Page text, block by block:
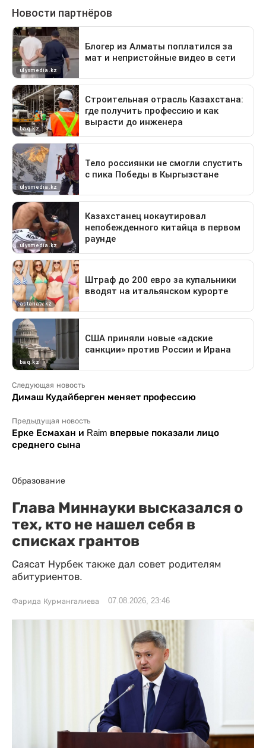
Следующая новость
Димаш Кудайберген меняет профессию
Предыдущая новость
Ерке Есмахан и Raim впервые показали лицо
среднего сына
Образование
Глава Миннауки высказался о
тех, кто не нашел себя в
списках грантов
Саясат Нурбек также дал совет родителям
абитуриентов.
Фарида Курмангалиева 07.08.2026, 23:46